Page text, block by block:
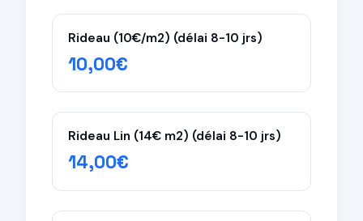
Rideau (10€/m2) (délai 8-10 jrs)
10,00€
Rideau Lin (14€ m2) (délai 8-10 jrs)
14,00€